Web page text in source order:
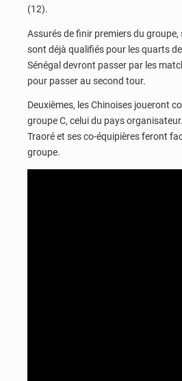
(12).
Assurés de finir premiers du groupe,
sont déjà qualifiés pour les quarts
Sénégal devront passer par les
pour passer au second tour.
Deuxièmes, les Chinoises joueront
groupe C, celui du pays
Traoré et ses co-équipières feront
groupe.